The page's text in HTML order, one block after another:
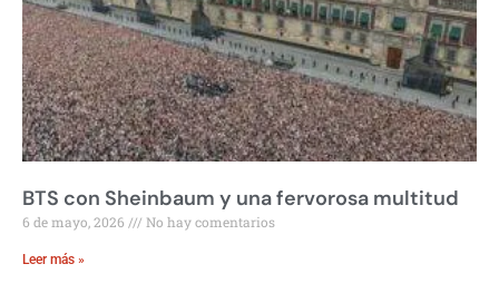
BTS con Sheinbaum y una fervorosa multitud
6 de mayo, 2026 No hay comentarios
Leer más »